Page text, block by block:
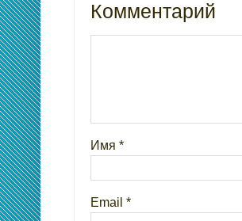
Комментарий
Имя *
Email *